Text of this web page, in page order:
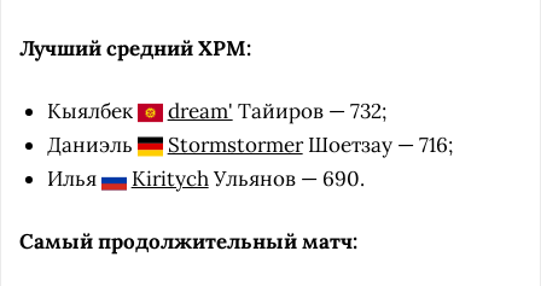
Лучший средний XPM:
Кыялбек dream' Тайиров — 732;
Даниэль
StormstormerШоетзау — 716;
Илья
KiritychУльянов — 690.
Самый продолжительный матч: